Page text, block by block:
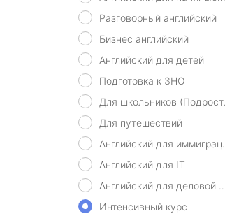
Разговорный английский
Бизнес английский
Английский для детей
Подготовка к ЗНО
Для школьников (Подростков)
Для путешествий
Английский для иммиграции
Английский для IT
Английский для деловой переписки
Интенсивный курс